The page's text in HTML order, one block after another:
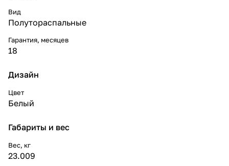
Вид
Полутораспальные
Гарантия, месяцев
18
Дизайн
Цвет
Белый
Габариты и вес
Вес, кг
23.009